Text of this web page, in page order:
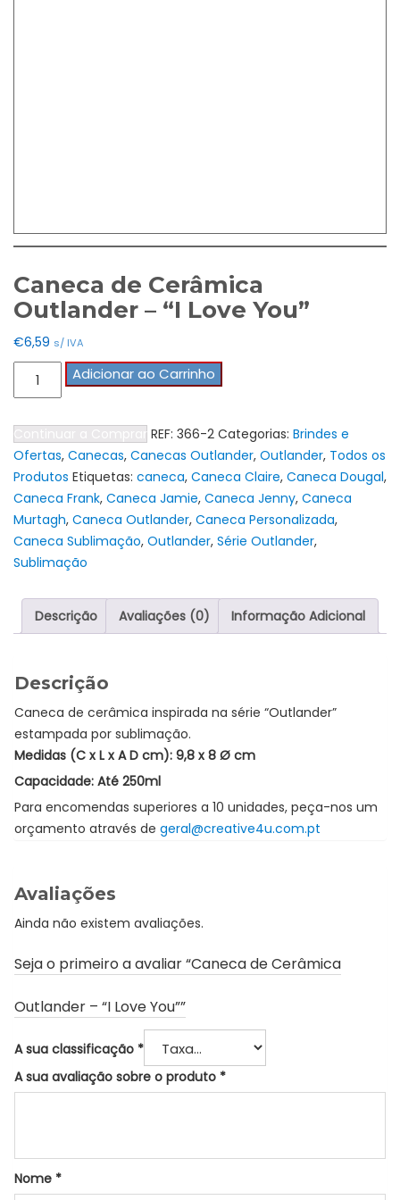
Caneca de Cerâmica
Outlander – “I Love You”
€6,59 s/ IVA
Quantidade
de
Cerâmica
Outlander
-
"I
Love
You"
Adicionar ao Carrinho
Continuar a Comprar REF: 366-2 Categorias: Brindes e
Ofertas, Canecas, Canecas Outlander, Outlander, Todos os
Produtos Etiquetas: caneca, Caneca Claire, Caneca Dougal,
Caneca Frank, Caneca Jamie, Caneca Jenny, Caneca
Murtagh, Caneca Outlander, Caneca Personalizada,
Caneca Sublimação, Outlander, Série Outlander,
Sublimação
Descrição Avaliações (0) Informação Adicional
Descrição
Caneca de cerâmica inspirada na série “Outlander”
estampada por sublimação.
Medidas (C x L x A D cm): 9,8 x 8 Ø cm
Capacidade: Até 250ml
Para encomendas superiores a 10 unidades, peça-nos um
orçamento através de geral@creative4u.com.pt
Avaliações
Ainda não existem avaliações.
Seja o primeiro a avaliar “Caneca de Cerâmica
Outlander – “I Love You””
A sua classificação *
A sua avaliação sobre o produto *
Nome *